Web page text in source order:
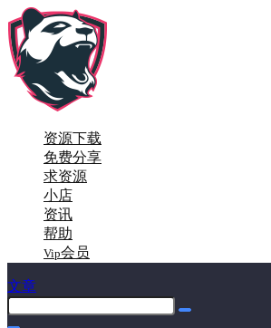
资源下载
免费分享
求资源
小店
资讯
帮助
Vip会员
文章